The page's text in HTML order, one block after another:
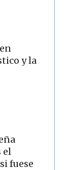
y la
el
fuese